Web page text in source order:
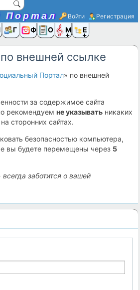
Портал Войти Регистрация
Группы
Фото Ещё
внешней ссылке
Портал» по внешней
за содержимое сайта
рекомендуемне указывать никаких
сторонних сайтах.
безопасностью компьютера,
вы будете перемещены через 5
заботится о вашей